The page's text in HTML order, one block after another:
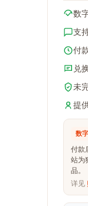
数
支
付
兑
未
提
数
付款
站为
品。
详见